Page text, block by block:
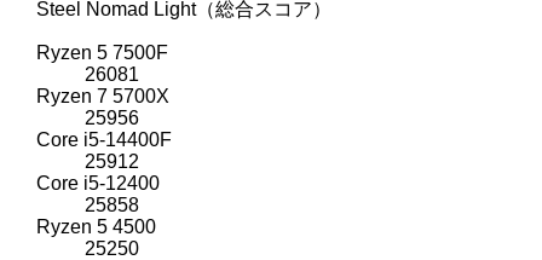
Steel Nomad Light（総合スコア）
Ryzen 5 7500F
26081
Ryzen 7 5700X
25956
Core i5-14400F
25912
Core i5-12400
25858
Ryzen 5 4500
25250